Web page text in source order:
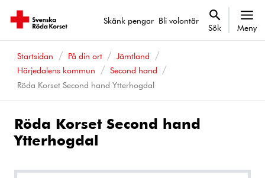
Skänk pengar Bli volontär
Sök Meny
Startsidan På din ort
Jämtland
Härjedalens kommun
Second hand
Röda Korset Second hand Ytterhogdal
Röda Korset Second hand
Ytterhogdal